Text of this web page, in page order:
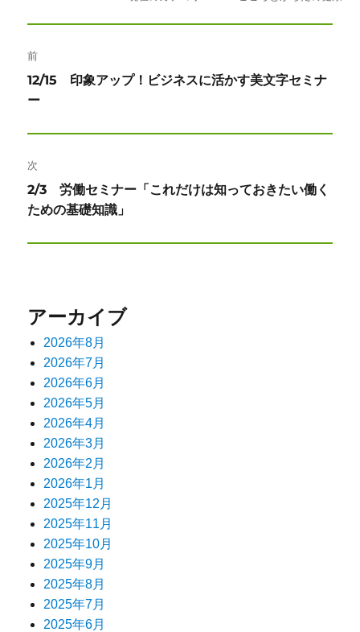
稿
ナ
ビ
ゲ
ー
シ
前
前
の
12/15 印象アップ！ビジネスに活かす美文字セミナ
ー
次
次
の
2/3 労働セミナー「これだけは知っておきたい働く
ための基礎知識」
アーカイブ
2026年8月
2026年7月
2026年6月
2026年5月
2026年4月
2026年3月
2026年2月
2026年1月
2025年12月
2025年11月
2025年10月
2025年9月
2025年8月
2025年7月
2025年6月